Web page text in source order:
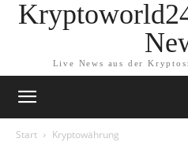
Live News aus der
Start Kryptowährung